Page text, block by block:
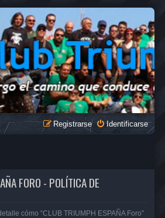
Identificarse
Registrarse
FORO - POLÍTICA DE
cómo “CLUB TRIUMPH ESPAÑA Foro”